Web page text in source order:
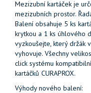
Mezizubní kartáček je
mezizubních prostor.
Balení obsahuje 5 ks
krytkou a 1 ks úhlového
vyzkoušejte, který držák
vyhovuje. Všechny
click systému
kartáčků CURAPROX.
Výhody nového balení: